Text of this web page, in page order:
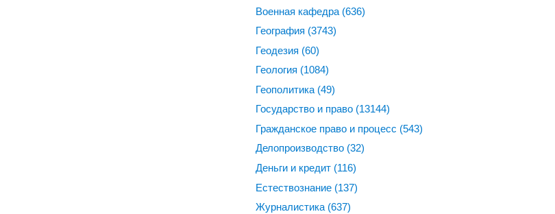
Военная кафедра (636)
География (3743)
Геодезия (60)
Геология (1084)
Геополитика (49)
Государство и право (13144)
Гражданское право и процесс (543)
Делопроизводство (32)
Деньги и кредит (116)
Естествознание (137)
Журналистика (637)